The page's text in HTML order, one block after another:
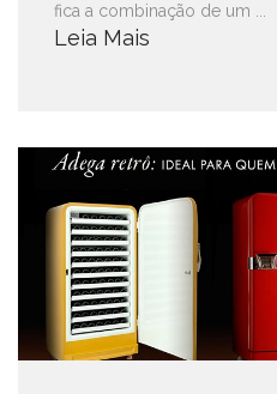
fica a combinação de um ...
Leia Mais